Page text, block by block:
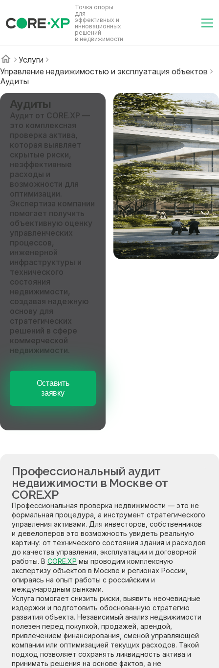
Точка опоры
для
эффективных и
инновационных
решений
в недвижимости
Услуги
Управление недвижимостью и эксплуатация объектов
Аудиты
Аудиты
Аудит от CORE.XP —
это комплексная
проверка актива,
которая выявляет
скрытые риски,
неэффективные
расходы и
возможности для
оптимизации.
Экспертиза компании
помогает получить
объективную оценку
управленческих
процессов,
инженерной
инфраструктуры и
технического
состояния
недвижимости,
создавая надежную
основу для
стратегических
решений в сфере
коммерческой
недвижимости.
Оставить
заявку
Профессиональный аудит
недвижимости в Москве от
CORE.XP
Профессиональная проверка недвижимости — это не
формальная процедура, а инструмент стратегического
управления активами. Для инвесторов, собственников
и девелоперов это возможность увидеть реальную
картину: от технического состояния здания и расходов
до качества управления, эксплуатации и договорной
работы. В CORE.XP мы проводим комплексную
экспертизу объектов в Москве и регионах России,
опираясь на опыт работы с российским и
международным рынками.
Услуга помогает снизить риски, выявить неочевидные
издержки и подготовить обоснованную стратегию
развития объекта. Независимый анализ недвижимости
полезен перед покупкой, продажей, арендой,
привлечением финансирования, сменой управляющей
компании или оптимизацией текущих расходов. Такой
подход позволяет сохранять ликвидность актива и
принимать решения на основе фактов, а не